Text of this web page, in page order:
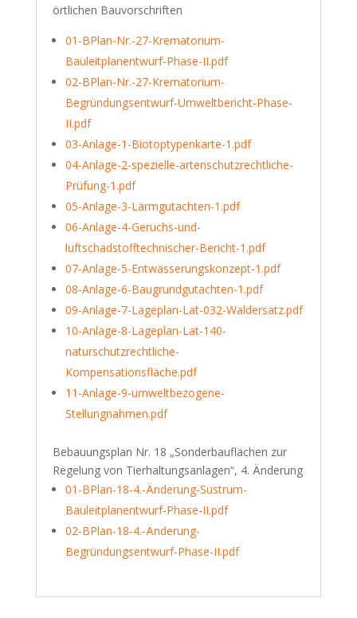
örtlichen Bauvorschriften
01-BPlan-Nr.-27-Krematorium-
Bauleitplanentwurf-Phase-II.pdf
02-BPlan-Nr.-27-Krematorium-
Begründungsentwurf-Umweltbericht-Phase-
II.pdf
03-Anlage-1-Biotoptypenkarte-1.pdf
04-Anlage-2-spezielle-artenschutzrechtliche-
Prüfung-1.pdf
05-Anlage-3-Lärmgutachten-1.pdf
06-Anlage-4-Geruchs-und-
luftschadstofftechnischer-Bericht-1.pdf
07-Anlage-5-Entwässerungskonzept-1.pdf
08-Anlage-6-Baugrundgutachten-1.pdf
09-Anlage-7-Lageplan-Lat-032-Waldersatz.pdf
10-Anlage-8-Lageplan-Lat-140-
naturschutzrechtliche-
Kompensationsfläche.pdf
11-Anlage-9-umweltbezogene-
Stellungnahmen.pdf
Bebauungsplan Nr. 18 „Sonderbauflächen zur
Regelung von Tierhaltungsanlagen“, 4. Änderung
01-BPlan-18-4.-Änderung-Sustrum-
Bauleitplanentwurf-Phase-II.pdf
02-BPlan-18-4.-Änderung-
Begründungsentwurf-Phase-II.pdf